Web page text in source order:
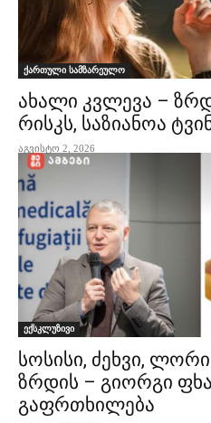
ქართული სამზარეულო
ახალი კვლევა –
რისკს, საზიანოა
აგვისტო 2, 2026
ექსკლუზივი
სოსისი, ძეხვი,
ზრდის – გიორგი
გაფრთხილება